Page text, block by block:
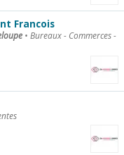
Francois
• Bureaux - Commerces -